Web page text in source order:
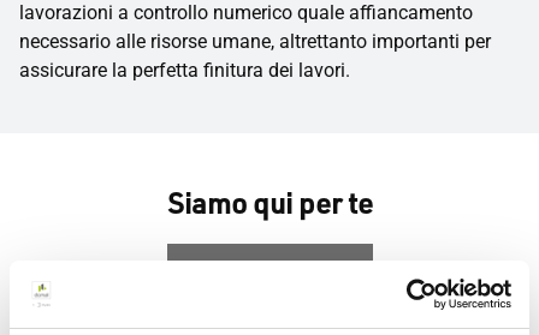
lavorazioni a controllo numerico quale affiancamento
necessario alle risorse umane, altrettanto importanti per
assicurare la perfetta finitura dei lavori.
Siamo qui per te